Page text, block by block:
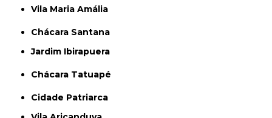
Vila Maria Amália
Chácara Santana
Jardim Ibirapuera
Chácara Tatuapé
Cidade Patriarca